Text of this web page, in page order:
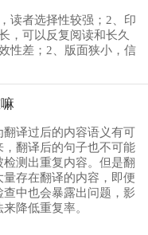
读者选择性较强；2、印
，可以反复阅读和长久
性差；2、版面狭小，信
译过后的内容语义有可
翻译后的句子也不可能
测出重复内容。但是翻
存在翻译的内容，即便
中也会暴露出问题，影
降低重复率。